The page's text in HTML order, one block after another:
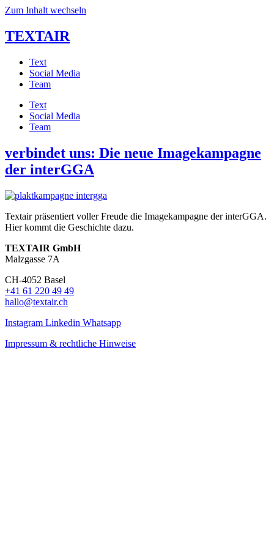
Zum Inhalt wechseln
TEXTAIR
Text
Social Media
Team
Text
Social Media
Team
verbindet uns: Die neue Imagekampagne
der interGGA
Textair präsentiert voller Freude die Imagekampagne der interGGA.
Hier kommt die Geschichte dazu.
TEXTAIR GmbH
Malzgasse 7A
CH-4052 Basel
+41 61 220 49 49
hallo@textair.ch
Instagram Linkedin Whatsapp
Impressum & rechtliche Hinweise